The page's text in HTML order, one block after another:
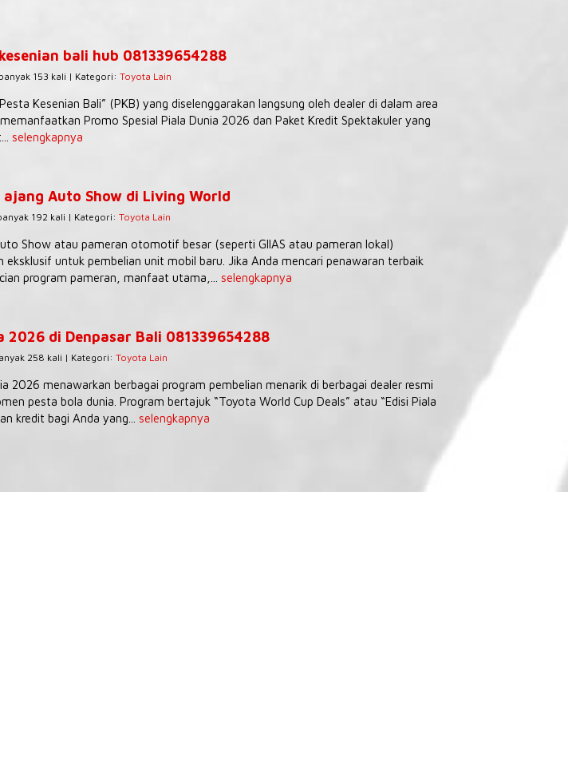
bali hub 081339654288
153 kali | Kategori: Toyota Lain
Kesenian Bali” (PKB) yang diselenggarakan langsung oleh dealer di dalam area
Promo Spesial Piala Dunia 2026 dan Paket Kredit Spektakuler yang
selengkapnya
Auto Show di Living World
192 kali | Kategori: Toyota Lain
Show atau pameran otomotif besar (seperti GIIAS atau pameran lokal)
eksklusif untuk pembelian unit mobil baru. Jika Anda mencari penawaran terbaik
program pameran, manfaat utama,... selengkapnya
2026 di Denpasar Bali 081339654288
258 kali | Kategori: Toyota Lain
2026 menawarkan berbagai program pembelian menarik di berbagai dealer resmi
pesta bola dunia. Program bertajuk “Toyota World Cup Deals” atau “Edisi Piala
kredit bagi Anda yang... selengkapnya